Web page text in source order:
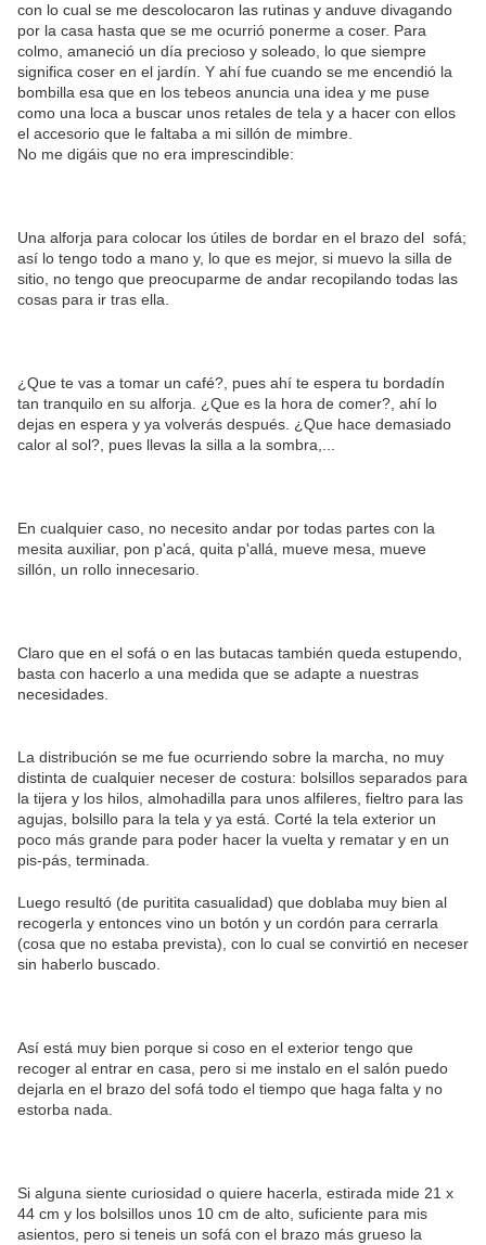
con lo cual se me descolocaron las rutinas y anduve divagando
por la casa hasta que se me ocurrió ponerme a coser. Para
colmo, amaneció un día precioso y soleado, lo que siempre
significa coser en el jardín. Y ahí fue cuando se me encendió la
bombilla esa que en los tebeos anuncia una idea y me puse
como una loca a buscar unos retales de tela y a hacer con ellos
el accesorio que le faltaba a mi sillón de mimbre.
No me digáis que no era imprescindible:
Una alforja para colocar los útiles de bordar en el brazo del sofá;
así lo tengo todo a mano y, lo que es mejor, si muevo la silla de
sitio, no tengo que preocuparme de andar recopilando todas las
cosas para ir tras ella.
¿Que te vas a tomar un café?, pues ahí te espera tu bordadín
tan tranquilo en su alforja. ¿Que es la hora de comer?, ahí lo
dejas en espera y ya volverás después. ¿Que hace demasiado
calor al sol?, pues llevas la silla a la sombra,...
En cualquier caso, no necesito andar por todas partes con la
mesita auxiliar, pon p'acá, quita p'allá, mueve mesa, mueve
sillón, un rollo innecesario.
Claro que en el sofá o en las butacas también queda estupendo,
basta con hacerlo a una medida que se adapte a nuestras
necesidades.
La distribución se me fue ocurriendo sobre la marcha, no muy
distinta de cualquier neceser de costura: bolsillos separados para
la tijera y los hilos, almohadilla para unos alfileres, fieltro para las
agujas, bolsillo para la tela y ya está. Corté la tela exterior un
poco más grande para poder hacer la vuelta y rematar y en un
pis-pás, terminada.
Luego resultó (de puritita casualidad) que doblaba muy bien al
recogerla y entonces vino un botón y un cordón para cerrarla
(cosa que no estaba prevista), con lo cual se convirtió en neceser
sin haberlo buscado.
Así está muy bien porque si coso en el exterior tengo que
recoger al entrar en casa, pero si me instalo en el salón puedo
dejarla en el brazo del sofá todo el tiempo que haga falta y no
estorba nada.
Si alguna siente curiosidad o quiere hacerla, estirada mide 21 x
44 cm y los bolsillos unos 10 cm de alto, suficiente para mis
asientos, pero si teneis un sofá con el brazo más grueso la